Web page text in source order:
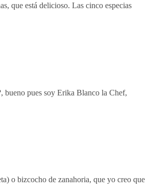
que está delicioso. Las cinco especias
bueno pues soy Erika Blanco la Chef,
o bizcocho de zanahoria, que yo creo que